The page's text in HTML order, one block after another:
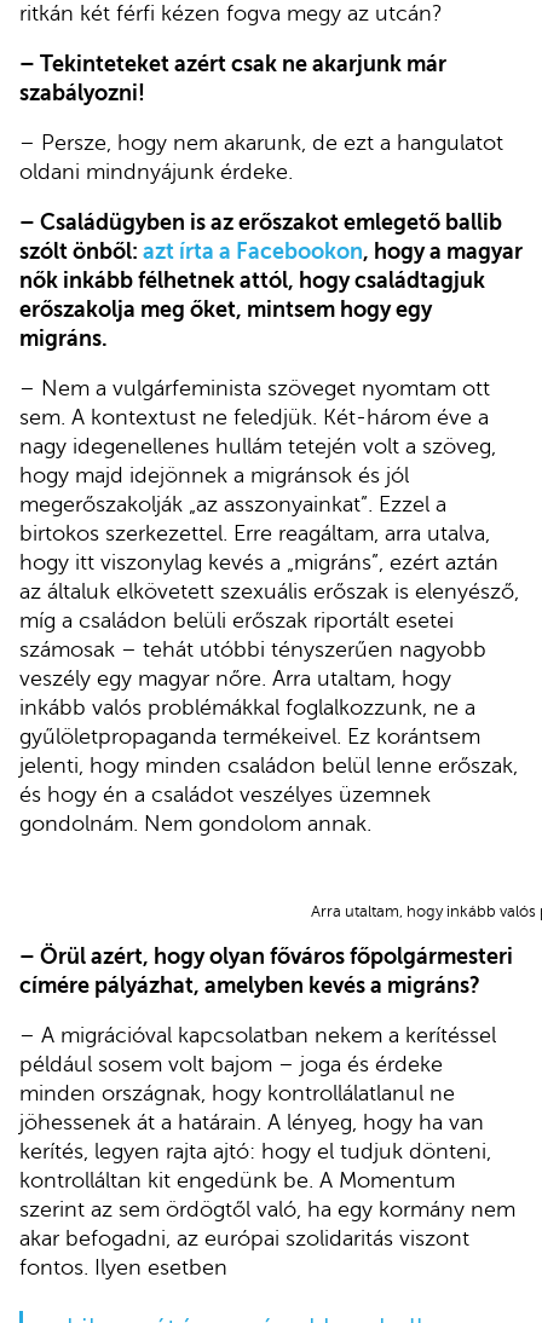
ritkán két férfi kézen fogva megy az utcán?
– Tekinteteket azért csak ne akarjunk már
szabályozni!
– Persze, hogy nem akarunk, de ezt a hangulatot
oldani mindnyájunk érdeke.
– Családügyben is az erőszakot emlegető ballib
szólt önből: azt írta a Facebookon, hogy a magyar
nők inkább félhetnek attól, hogy családtagjuk
erőszakolja meg őket, mintsem hogy egy
migráns.
– Nem a vulgárfeminista szöveget nyomtam ott
sem. A kontextust ne feledjük. Két-három éve a
nagy idegenellenes hullám tetején volt a szöveg,
hogy majd idejönnek a migránsok és jól
megerőszakolják „az asszonyainkat”. Ezzel a
birtokos szerkezettel. Erre reagáltam, arra utalva,
hogy itt viszonylag kevés a „migráns”, ezért aztán
az általuk elkövetett szexuális erőszak is elenyésző,
míg a családon belüli erőszak riportált esetei
számosak – tehát utóbbi tényszerűen nagyobb
veszély egy magyar nőre. Arra utaltam, hogy
inkább valós problémákkal foglalkozzunk, ne a
gyűlöletpropaganda termékeivel. Ez korántsem
jelenti, hogy minden családon belül lenne erőszak,
és hogy én a családot veszélyes üzemnek
gondolnám. Nem gondolom annak.
Arra utaltam, hogy inkább
– Örül azért, hogy olyan főváros főpolgármesteri
címére pályázhat, amelyben kevés a migráns?
– A migrációval kapcsolatban nekem a kerítéssel
például sosem volt bajom – joga és érdeke
minden országnak, hogy kontrollálatlanul ne
jöhessenek át a határain. A lényeg, hogy ha van
kerítés, legyen rajta ajtó: hogy el tudjuk dönteni,
kontrolláltan kit engedünk be. A Momentum
szerint az sem ördögtől való, ha egy kormány nem
akar befogadni, az európai szolidaritás viszont
fontos. Ilyen esetben